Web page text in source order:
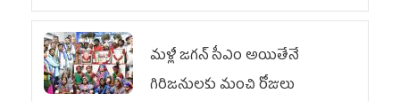
మళ్లీ జగన్ సీఎం అయితేనే
గిరిజనులకు మంచి రోజులు